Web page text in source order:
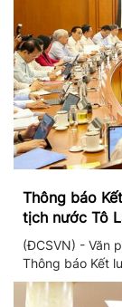
Thông báo
tịch nước Tô
ương thực
(ĐCSVN) - Văn
Thông báo Kết